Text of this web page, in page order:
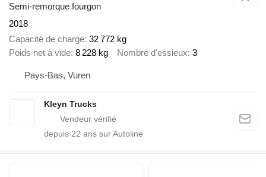
Semi-remorque fourgon
2018
Capacité de charge 32 772 kg
Poids net à vide 8 228 kg Nombre d'essieux 3
Pays-Bas, Vuren
Kleyn Trucks
depuis 22 ans sur Autoline